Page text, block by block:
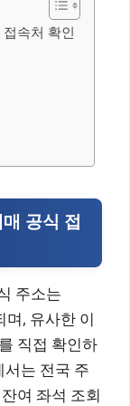
속처 확인
공식 접
주소는
, 유사한 이
직접 확인하
는 전국 주
여 좌석 조회